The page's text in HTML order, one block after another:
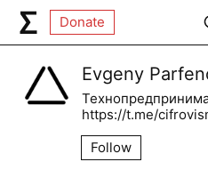
Donate
Evgeny
https://t.me/
Follow